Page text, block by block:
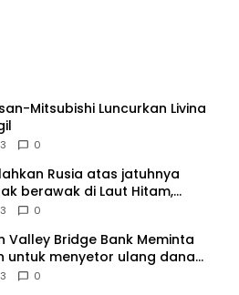
Mitsubishi Luncurkan Livina
0
Rusia atas jatuhnya
berawak di Laut Hitam,
0
Valley Bridge Bank Meminta
untuk menyetor ulang dana
0